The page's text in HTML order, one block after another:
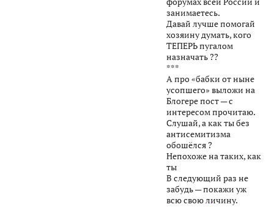
занимаетесь.
Давай лучше помогай
хозяину думать, кого
ТЕПЕРЬ пугалом
назначать ??
***
А про «бабки от ныне
усопшего» выложи на
Блогере пост — с
интересом прочитаю.
Слушай, а как ты без
антисемитизма
обошёлся ?
Непохоже на таких, как
ты
В следующий раз не
забудь — покажи уж
всю свою личину.